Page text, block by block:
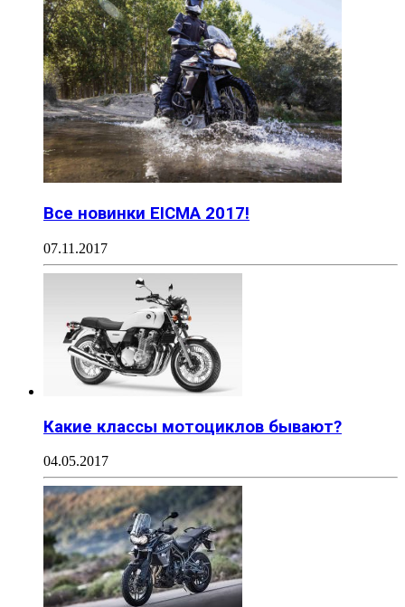
Все новинки EICMA 2017!
07.11.2017
Какие классы мотоциклов бывают?
04.05.2017